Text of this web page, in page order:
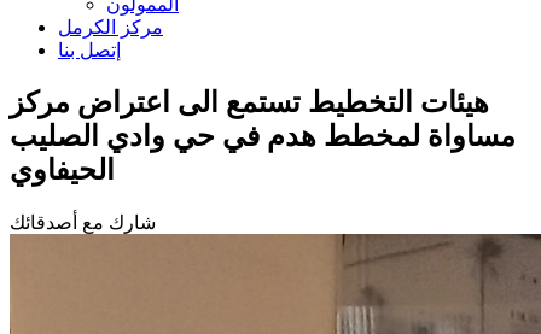
الممولون
مركز الكرمل
إتصل بنا
هيئات التخطيط تستمع الى اعتراض مركز
مساواة لمخطط هدم في حي وادي الصليب
الحيفاوي
شارك مع أصدقائك